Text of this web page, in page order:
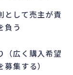
として売主が責
負う
（広く購入希望
募集する）